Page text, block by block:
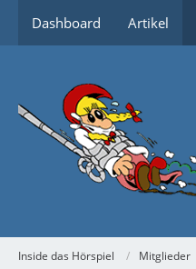
Dashboard Artikel
Inside das Hörspiel Mitglieder